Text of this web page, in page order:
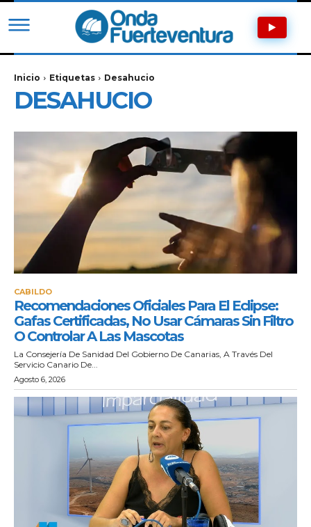
Inicio Etiquetas Desahucio
DESAHUCIO
CABILDO
Recomendaciones Oficiales Para El Eclipse:
Gafas Certificadas, No Usar Cámaras Sin Filtro
O Controlar A Las Mascotas
La Consejería De Sanidad Del Gobierno De Canarias, A Través Del
Servicio Canario De...
Agosto 6, 2026